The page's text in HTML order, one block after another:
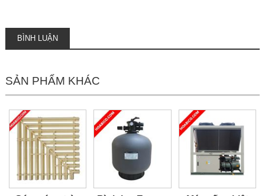
BÌNH LUẬN
SẢN PHẨM KHÁC